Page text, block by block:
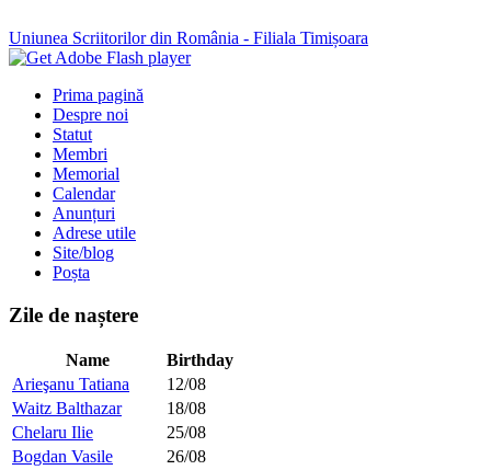
Uniunea Scriitorilor din România - Filiala Timișoara
Prima pagină
Despre noi
Statut
Membri
Memorial
Calendar
Anunțuri
Adrese utile
Site/blog
Poșta
Zile de naștere
Name
Birthday
Arieşanu Tatiana
12/08
Waitz Balthazar
18/08
Chelaru Ilie
25/08
Bogdan Vasile
26/08